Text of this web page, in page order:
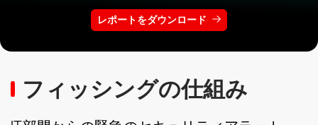
レポートをダウンロード
フィッシングの仕組み